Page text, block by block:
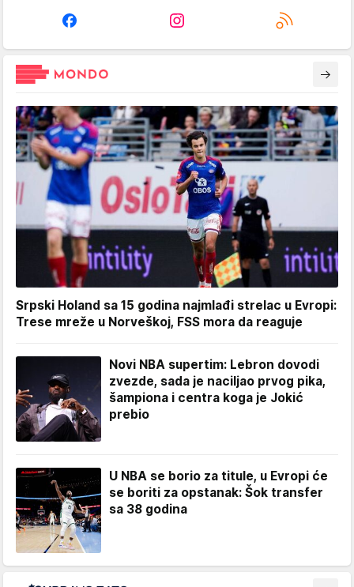
Srpski Holand sa 15 godina najmlađi strelac u Evropi:
Trese mreže u Norveškoj, FSS mora da reaguje
Novi NBA supertim: Lebron dovodi
zvezde, sada je naciljao prvog pika,
šampiona i centra koga je Jokić
prebio
U NBA se borio za titule, u Evropi će
se boriti za opstanak: Šok transfer
sa 38 godina